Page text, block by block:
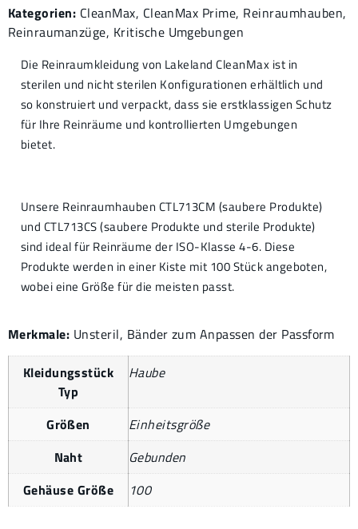
Kategorien: CleanMax, CleanMax Prime, Reinraumhauben,
Reinraumanzüge, Kritische Umgebungen
Die Reinraumkleidung von Lakeland CleanMax ist in
sterilen und nicht sterilen Konfigurationen erhältlich und
so konstruiert und verpackt, dass sie erstklassigen Schutz
für Ihre Reinräume und kontrollierten Umgebungen
bietet.
Unsere Reinraumhauben CTL713CM (saubere Produkte)
und CTL713CS (saubere Produkte und sterile Produkte)
sind ideal für Reinräume der ISO-Klasse 4-6. Diese
Produkte werden in einer Kiste mit 100 Stück angeboten,
wobei eine Größe für die meisten passt.
Merkmale: Unsteril, Bänder zum Anpassen der Passform
Kleidungsstück
Typ
Haube
Größen
Einheitsgröße
Naht
Gebunden
Gehäuse Größe
100